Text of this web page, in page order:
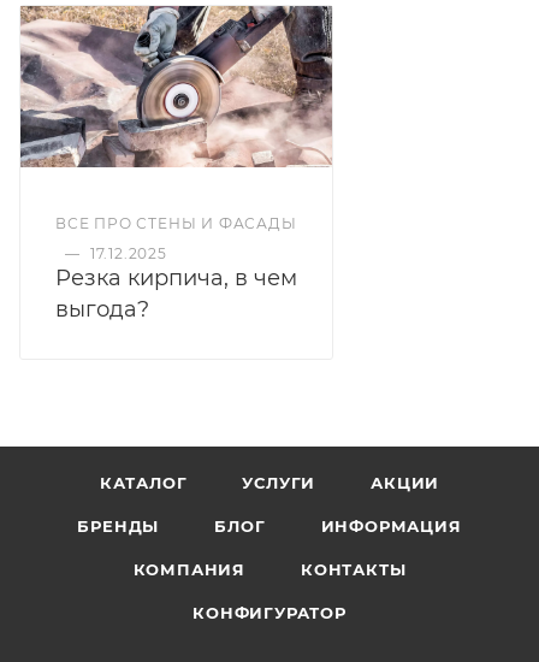
ВСЕ ПРО СТЕНЫ И ФАСАДЫ
— 17.12.2025
Резка кирпича, в чем
выгода?
КАТАЛОГ УСЛУГИ АКЦИИ
БРЕНДЫ БЛОГ ИНФОРМАЦИЯ
КОМПАНИЯ КОНТАКТЫ
КОНФИГУРАТОР